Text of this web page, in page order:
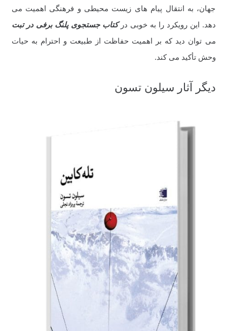
جهان، به انتقال پیام های زیست محیطی و فرهنگی اهمیت می
دهد. این رویکرد را به خوبی درکتاب جستجوی پلنگ برفی در تبت
می توان دید که بر اهمیت حفاظت از طبیعت و احترام به حیات
وحش تأکید می کند.
دیگر آثار سیلون تسون